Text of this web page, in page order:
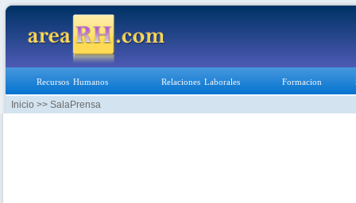
Recursos Humanos Relaciones Laborales Formacion
Inicio >> SalaPrensa